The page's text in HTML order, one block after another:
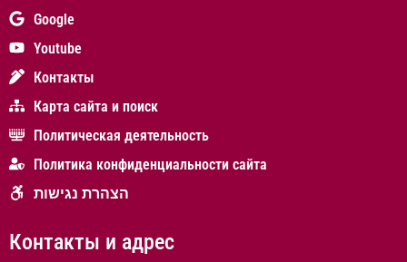
Google
Youtube
Контакты
Карта сайта и поиск
Политическая деятельность
Политика конфиденциальности сайта
הצהרת נגישות
Контакты и адрес